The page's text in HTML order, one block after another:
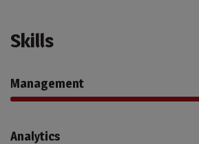
Skills
Management
Analytics